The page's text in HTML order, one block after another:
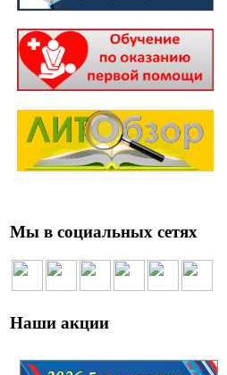
Мы в социальных сетях
Наши акции